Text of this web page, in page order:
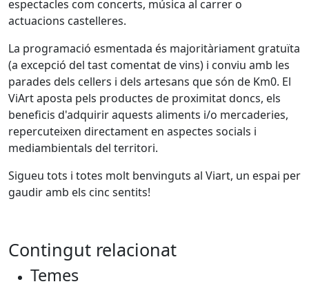
espectacles com concerts, música al carrer o
actuacions castelleres.
La programació esmentada és majoritàriament gratuïta
(a excepció del tast comentat de vins) i conviu amb les
parades dels cellers i dels artesans que són de Km0. El
ViArt aposta pels productes de proximitat doncs, els
beneficis d'adquirir aquests aliments i/o mercaderies,
repercuteixen directament en aspectes socials i
mediambientals del territori.
Sigueu tots i totes molt benvinguts al Viart, un espai per
gaudir amb els cinc sentits!
Contingut relacionat
Temes